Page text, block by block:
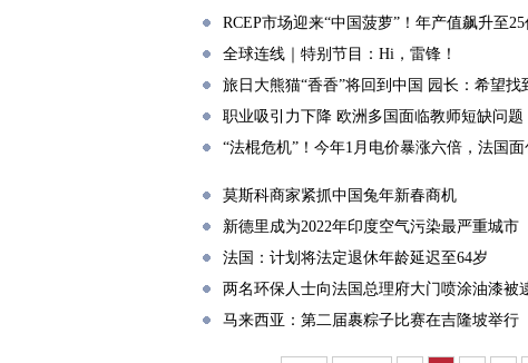
RCEP市场迎来“中国菠萝”！年产值飙升至
全球连线｜特别节目：Hi，雷锋！
旅日大熊猫“香香”将回到中国 园长：希望找
职业吸引力下降 欧洲多国面临教师短缺问题
“法棍危机”！今年1月电价暴涨六倍，法国
莫斯科商家紧抓中国兔年新春商机
新德里成为2022年印度空气污染最严重城市
法国：计划将法定退休年龄延迟至64岁
两名环保人士向法国总理府大门喷涂油漆被
马来西亚：第二届裹粽子比赛在吉隆坡举行